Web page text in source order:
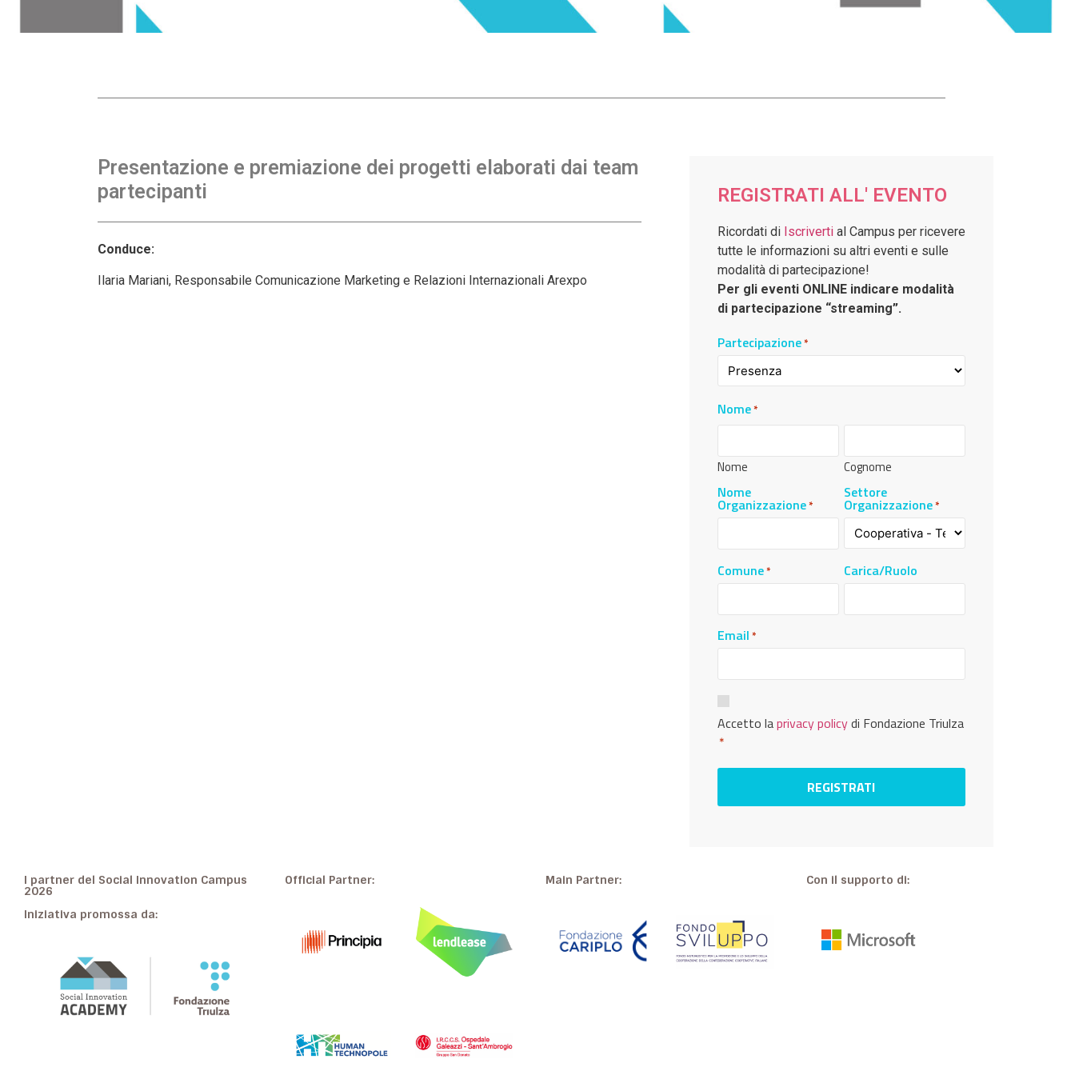
Presentazione e premiazione dei progetti elaborati dai team
partecipanti
Conduce:
Ilaria Mariani, Responsabile Comunicazione Marketing e Relazioni Internazionali Arexpo
REGISTRATI ALL' EVENTO
Ricordati di Iscrivertial Campus per ricevere
tutte le informazioni su altri eventi e sulle
modalità di partecipazione!
Per gli eventi ONLINE indicare modalità
di partecipazione “streaming”.
Partecipazione*
Nome*
Nome Cognome
Nome
Organizzazione*
Settore
Organizzazione*
Comune* Carica/Ruolo
Email *
Consenso
Privacy
*
Accetto laprivacy policydi Fondazione Triulza
*
I partner del Social Innovation Campus
2026
Iniziativa promossa da:
Official Partner: Main Partner: Con il supporto di: